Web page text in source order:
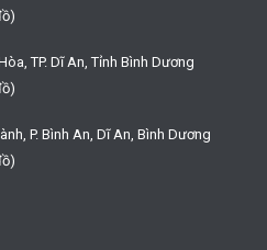
TP. Dĩ An, Tỉnh Bình Dương
P. Bình An, Dĩ An, Bình Dương